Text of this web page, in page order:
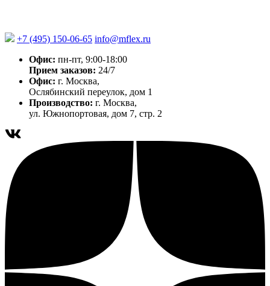
+7 (495) 150-06-65 info@mflex.ru
Офис: пн-пт, 9:00-18:00
Прием заказов: 24/7
Офис: г. Москва,
Ослябинский переулок, дом 1
Производство: г. Москва,
ул. Южнопортовая, дом 7, стр. 2